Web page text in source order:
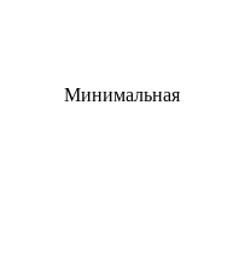
Минимальная